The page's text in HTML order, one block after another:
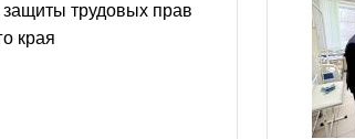
трудовых прав
края